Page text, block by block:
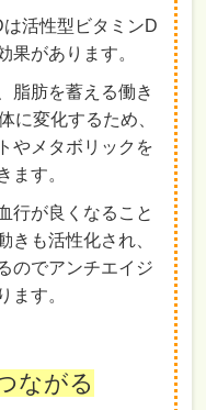
活性型ビタミンD
果があります。
脂肪を蓄える働き
に変化するため、
やメタボリックを
ます。
行が良くなること
きも活性化され、
のでアンチエイジ
ます。
ながる